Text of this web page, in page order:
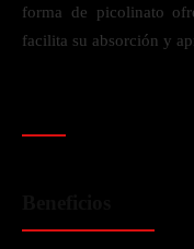
forma de picolinato
facilita su absorción y